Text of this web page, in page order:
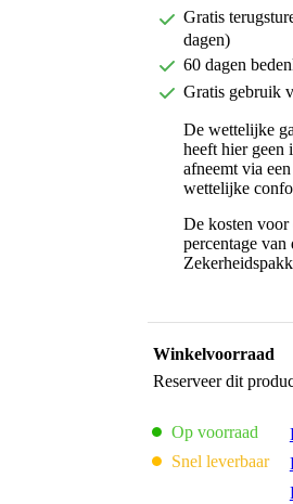
Gratis
dagen)
60 dagen
Gratis gebruik
De wettelijke
heeft hier geen
afneemt via
wettelijke
De kosten voor
percentage
Winkelvoorraad
Reserveer dit
Op voorraad
Snel leverbaar